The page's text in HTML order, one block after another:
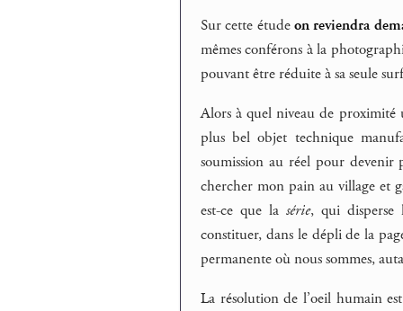
Sur cette étudeon reviendra
mêmes conférons à la
pouvant être réduite à sa seule
Alors à quel niveau de
plus bel objet technique
soumission au réel pour devenir
chercher mon pain au village et
est-ce que la série, qui disperse
constituer, dans le dépli de la
permanente où nous sommes,
La résolution de l’oeil humain